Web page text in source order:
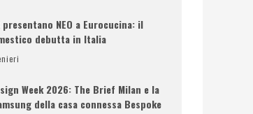
presentano NEO a Eurocucina: il
debutta in Italia
Week 2026: The Brief Milan e la
della casa connessa Bespoke